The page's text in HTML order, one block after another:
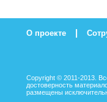
О проекте |
Copyright © 2011-2013.
достоверность
размещены